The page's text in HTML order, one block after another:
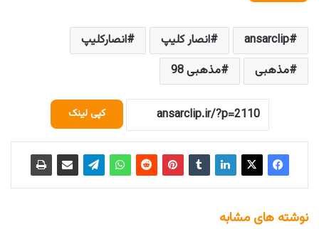
ansarclip انصار کلیپ
انصارکلیپ
مذهبی
مذهبی 98
کپی لینک
نوشته های مشابه